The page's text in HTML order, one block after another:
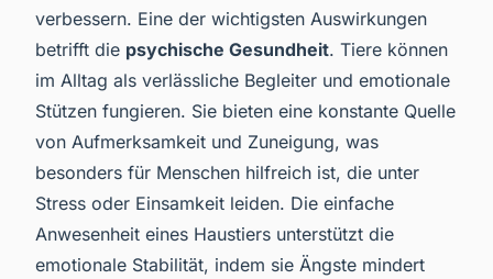
verbessern. Eine der wichtigsten Auswirkungen
betrifft die psychische Gesundheit. Tiere können
im Alltag als verlässliche Begleiter und emotionale
Stützen fungieren. Sie bieten eine konstante Quelle
von Aufmerksamkeit und Zuneigung, was
besonders für Menschen hilfreich ist, die unter
Stress oder Einsamkeit leiden. Die einfache
Anwesenheit eines Haustiers unterstützt die
emotionale Stabilität, indem sie Ängste mindert